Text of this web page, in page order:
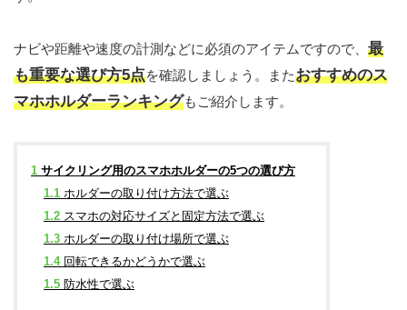
ナビや距離や速度の計測などに必須のアイテムですので、 最
も重要な選び方5点を確認しましょう。またおすすめのス
マホホルダーランキングもご紹介します。
1 サイクリング用のスマホホルダーの5つの選び方
1.1 ホルダーの取り付け方法で選ぶ
1.2 スマホの対応サイズと固定方法で選ぶ
1.3 ホルダーの取り付け場所で選ぶ
1.4回転できるかどうかで選ぶ
1.5 防水性で選ぶ